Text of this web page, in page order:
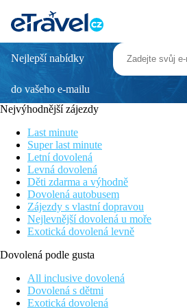
Perla Gold & Luxury
Hotel přímo u písečné pláže
Program All Inclusive
Dětský bazén se skluzavkou
Poloha
Perla Luxury je novou součástí
Beach v oblíbeném živém letovisku
centra. Hotel je situován jen pár
pozvolným vstupem do moře, na níž
komunikaci. V okolí množství
Mezinárodní letiště Burgas vzdálené
Vybavení
Samostatná část hotelového
s recepcí, výtah, restaurace, 2 bary.
Nejlepší nabídky
do vašeho e-mailu
Nejvýhodnější zájezdy
Last minute
Super last minute
Letní dovolená
Levná dovolená
Děti zdarma a výhodně
Dovolená autobusem
Zájezdy s vlastní dopravou
Nejlevnější dovolená u moře
Exotická dovolená levně
Dovolená podle gusta
All inclusive dovolená
Dovolená s dětmi
Exotická dovolená